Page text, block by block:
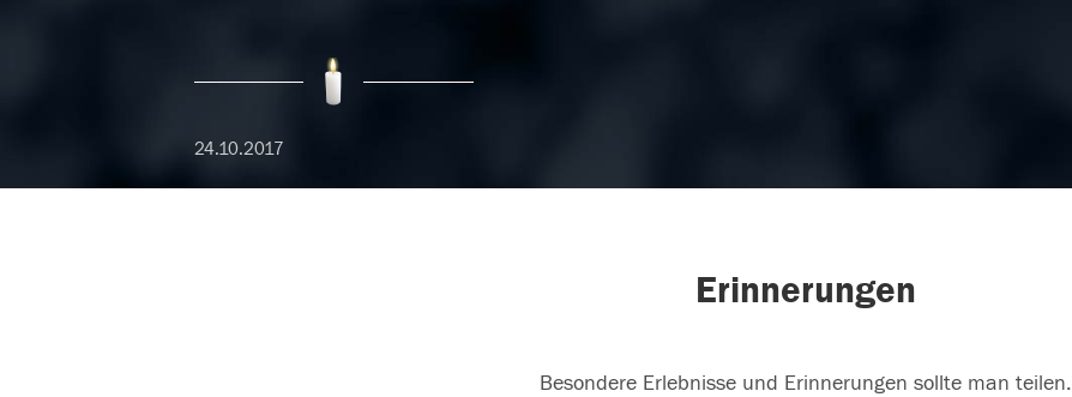
24.10.2017
Erinnerungen
Besondere Erlebnisse und Erinnerungen sollte man teilen.